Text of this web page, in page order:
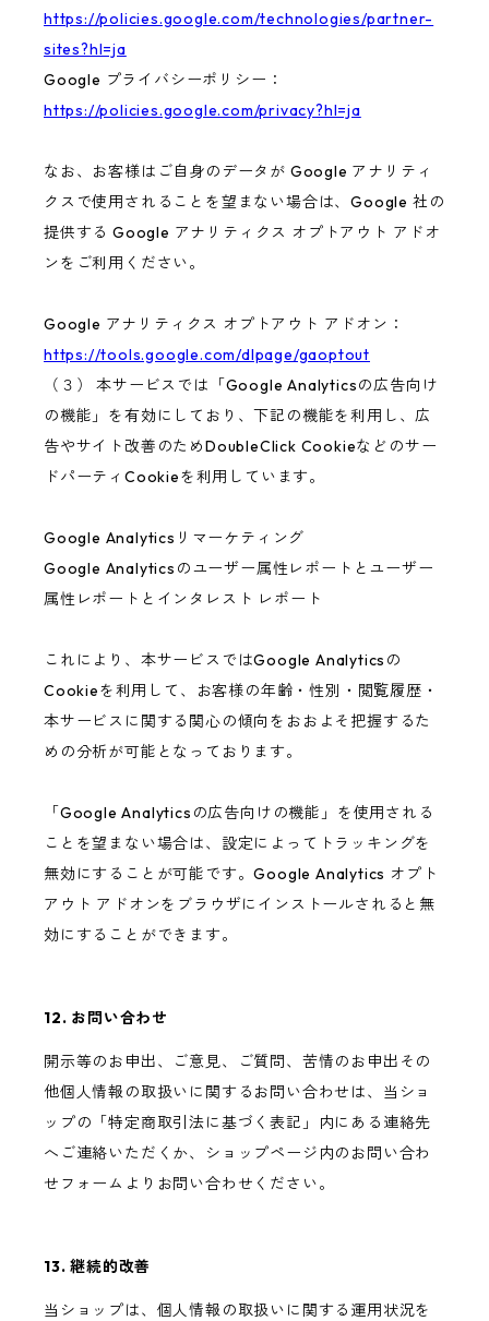
https://policies.google.com/technologies/partner-
sites?hl=ja
Google プライバシーポリシー：
https://policies.google.com/privacy?hl=ja
なお、お客様はご自身のデータが Google アナリティ
クスで使用されることを望まない場合は、Google 社の
提供する Google アナリティクス オプトアウト アドオ
ンをご利用ください。
Google アナリティクス オプトアウト アドオン：
https://tools.google.com/dlpage/gaoptout
（３） 本サービスでは「Google Analyticsの広告向け
の機能」を有効にしており、下記の機能を利用し、広
告やサイト改善のためDoubleClick Cookieなどのサー
ドパーティCookieを利用しています。
Google Analyticsリマーケティング
Google Analyticsのユーザー属性レポートとユーザー
属性レポートとインタレスト レポート
これにより、本サービスではGoogle Analyticsの
Cookieを利用して、お客様の年齢・性別・閲覧履歴・
本サービスに関する関心の傾向をおおよそ把握するた
めの分析が可能となっております。
「Google Analyticsの広告向けの機能」を使用される
ことを望まない場合は、設定によってトラッキングを
無効にすることが可能です。Google Analytics オプト
アウト アドオンをブラウザにインストールされると無
効にすることができます。
12. お問い合わせ
開示等のお申出、ご意見、ご質問、苦情のお申出その
他個人情報の取扱いに関するお問い合わせは、当ショ
ップの「特定商取引法に基づく表記」内にある連絡先
へご連絡いただくか、ショップページ内のお問い合わ
せフォームよりお問い合わせください。
13. 継続的改善
当ショップは、個人情報の取扱いに関する運用状況を